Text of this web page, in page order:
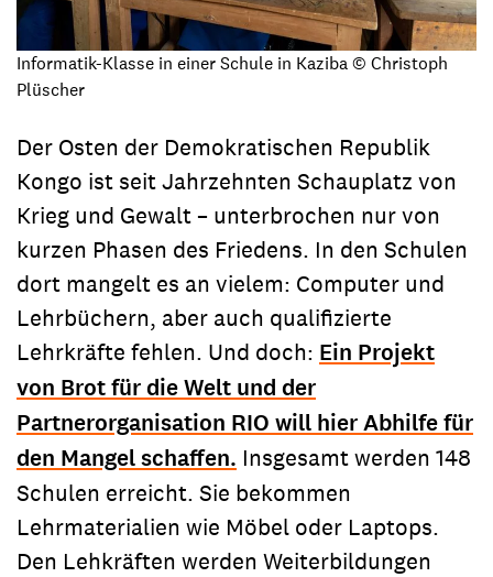
Informatik-Klasse in einer Schule in Kaziba © Christoph
Plüscher
Der Osten der Demokratischen Republik
Kongo ist seit Jahrzehnten Schauplatz von
Krieg und Gewalt – unterbrochen nur von
kurzen Phasen des Friedens. In den Schulen
dort mangelt es an vielem: Computer und
Lehrbüchern, aber auch qualifizierte
Lehrkräfte fehlen. Und doch: Ein Projekt
von Brot für die Welt und der
Partnerorganisation RIO will hier Abhilfe für
den Mangel schaffen. Insgesamt werden 148
Schulen erreicht. Sie bekommen
Lehrmaterialien wie Möbel oder Laptops.
Den Lehkräften werden Weiterbildungen